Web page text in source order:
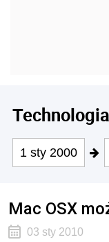
Technologia
1 sty 2000
Mac OSX
03 sty 2010